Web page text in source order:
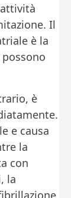
Il
è la
è
e causa
la
con
la